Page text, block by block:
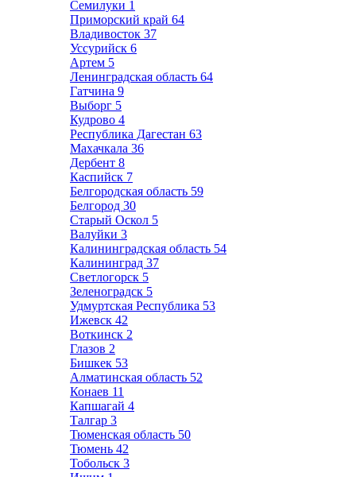
Семилуки 1
Приморский край 64
Владивосток 37
Уссурийск 6
Артем 5
Ленинградская область 64
Гатчина 9
Выборг 5
Кудрово 4
Республика Дагестан 63
Махачкала 36
Дербент 8
Каспийск 7
Белгородская область 59
Белгород 30
Старый Оскол 5
Валуйки 3
Калининградская область 54
Калининград 37
Светлогорск 5
Зеленоградск 5
Удмуртская Республика 53
Ижевск 42
Воткинск 2
Глазов 2
Бишкек 53
Алматинская область 52
Конаев 11
Капшагай 4
Талгар 3
Тюменская область 50
Тюмень 42
Тобольск 3